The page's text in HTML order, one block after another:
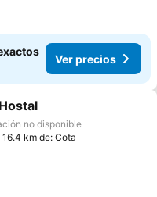
Ver precios
a favoritos
no disponible
16.4 km de: Cota